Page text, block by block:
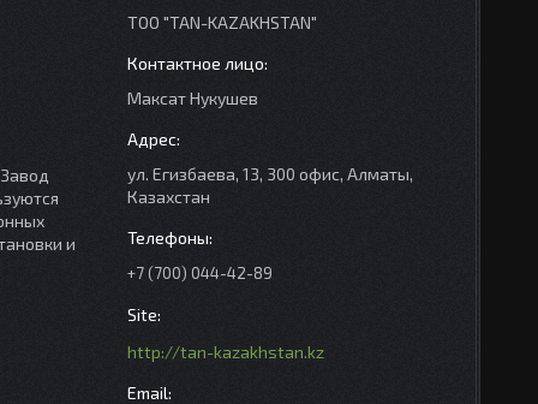
и
ТОО "TAN-KAZAKHSTAN"
Максат Нукушев
ул. Егизбаева, 13, 300 офис, Алматы,
Казахстан
+7 (700) 044-42-89
http://tan-kazakhstan.kz